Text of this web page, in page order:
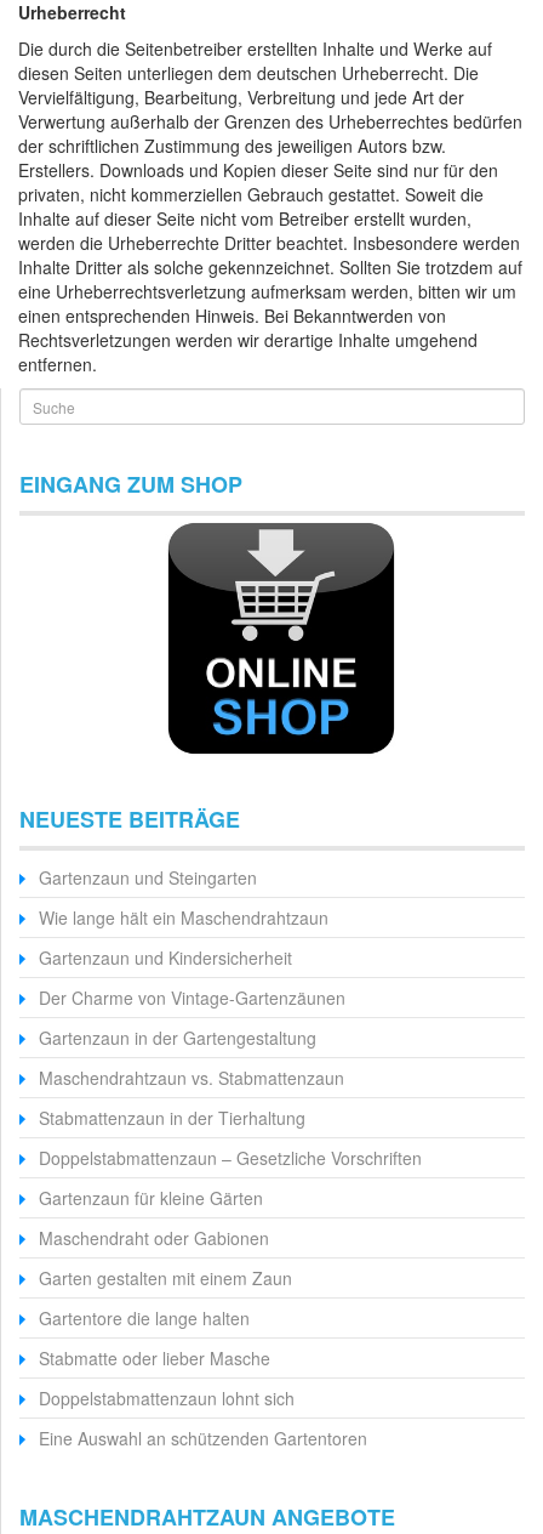
Urheberrecht
Die durch die Seitenbetreiber erstellten Inhalte und Werke auf
diesen Seiten unterliegen dem deutschen Urheberrecht. Die
Vervielfältigung, Bearbeitung, Verbreitung und jede Art der
Verwertung außerhalb der Grenzen des Urheberrechtes bedürfen
der schriftlichen Zustimmung des jeweiligen Autors bzw.
Erstellers. Downloads und Kopien dieser Seite sind nur für den
privaten, nicht kommerziellen Gebrauch gestattet. Soweit die
Inhalte auf dieser Seite nicht vom Betreiber erstellt wurden,
werden die Urheberrechte Dritter beachtet. Insbesondere werden
Inhalte Dritter als solche gekennzeichnet. Sollten Sie trotzdem auf
eine Urheberrechtsverletzung aufmerksam werden, bitten wir um
einen entsprechenden Hinweis. Bei Bekanntwerden von
Rechtsverletzungen werden wir derartige Inhalte umgehend
entfernen.
Suche
EINGANG ZUM SHOP
NEUESTE BEITRÄGE
Gartenzaun und Steingarten
Wie lange hält ein Maschendrahtzaun
Gartenzaun und Kindersicherheit
Der Charme von Vintage-Gartenzäunen
Gartenzaun in der Gartengestaltung
Maschendrahtzaun vs. Stabmattenzaun
Stabmattenzaun in der Tierhaltung
Doppelstabmattenzaun – Gesetzliche Vorschriften
Gartenzaun für kleine Gärten
Maschendraht oder Gabionen
Garten gestalten mit einem Zaun
Gartentore die lange halten
Stabmatte oder lieber Masche
Doppelstabmattenzaun lohnt sich
Eine Auswahl an schützenden Gartentoren
MASCHENDRAHTZAUN ANGEBOTE